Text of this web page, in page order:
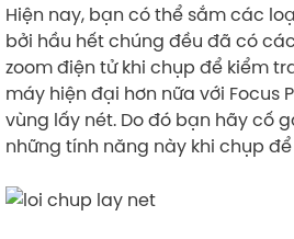
Hiện nay, bạn có thể sắm các
bởi hầu hết chúng đều đã có
zoom điện tử khi chụp để kiểm
máy hiện đại hơn nữa với Focus
vùng lấy nét. Do đó bạn hãy cố
những tính năng này khi chụp